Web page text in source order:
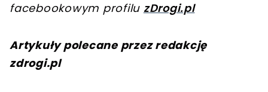
facebookowym profilu zDrogi.pl
Artykuły polecane przez redakcję
zdrogi.pl